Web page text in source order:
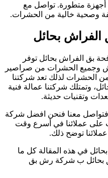
متطورة. تواصل مع
وصحية خالية من الحشرات.
بحائل
الفراش بحائل توفر
وجميع الحشرات من صراصير
الحشرات لذلك تعد شركتنا
وتمتلك شركتنا عمالة فنية
وتقنيات حديثة.
معنا فنحن افضل شركة
على عملائنا في أسرع وقت
توضح ذلك.
في هذه المقالة كل ما
بحائل ب شركة رش بق